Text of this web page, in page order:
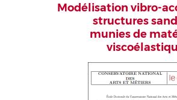
Modélisation vibro-
structures
munies de